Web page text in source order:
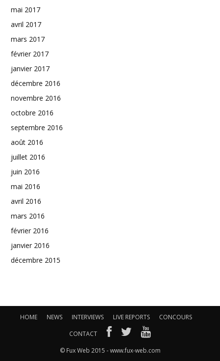
mai 2017
avril 2017
mars 2017
février 2017
janvier 2017
décembre 2016
novembre 2016
octobre 2016
septembre 2016
août 2016
juillet 2016
juin 2016
mai 2016
avril 2016
mars 2016
février 2016
janvier 2016
décembre 2015
HOME NEWS INTERVIEWS LIVE REPORTS
CONCOURS
CONTACT
© Fux Web 2015 - www.fux-web.com